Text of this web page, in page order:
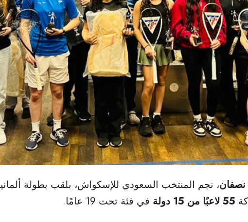
، نجم المنتخب السعودي للإسكواش، بلقب بطولة
55 لاعبًا من 15 دولة
في فئة تحت 19 عامًا.